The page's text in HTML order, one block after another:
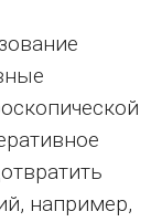
например,